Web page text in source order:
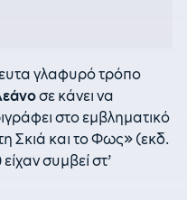
γλαφυρό τρόπο
σε κάνει να
στο εμβληματικό
Σκιά και το Φως» (εκδ.
συμβεί στ’